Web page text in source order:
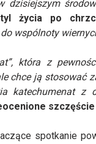
dzisiejszym
życia po
wspólnoty
która z
chce ją stosować
katechumenat z
spotkanie